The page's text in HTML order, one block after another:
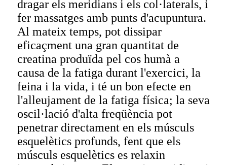
dragar els meridians i els col·laterals, i
fer massatges amb punts d'acupuntura.
Al mateix temps, pot dissipar
eficaçment una gran quantitat de
creatina produïda pel cos humà a
causa de la fatiga durant l'exercici, la
feina i la vida, i té un bon efecte en
l'alleujament de la fatiga física; la seva
oscil·lació d'alta freqüència pot
penetrar directament en els músculs
esquelètics profunds, fent que els
músculs esquelètics es relaxin